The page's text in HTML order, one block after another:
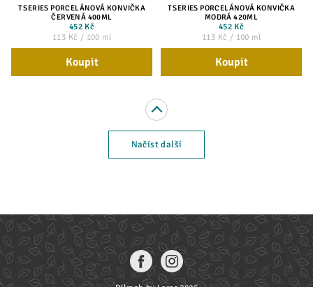
T SERIES PORCELÁNOVÁ KONVIČKA
ČERVENÁ 400ML
452 Kč
113 Kč / 100 ml
Koupit
T SERIES PORCELÁNOVÁ KONVIČKA
MODRÁ 420ML
452 Kč
113 Kč / 100 ml
Koupit
Načíst další